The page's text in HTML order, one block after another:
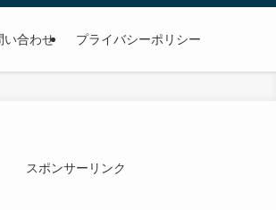
い合わせ プライバシーポリシー
スポンサーリンク